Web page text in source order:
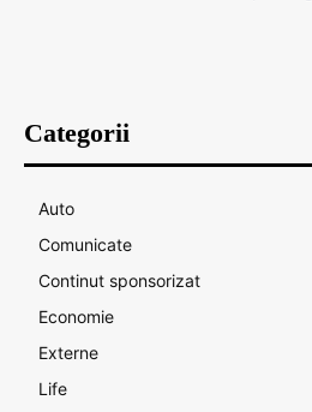
Categorii
Auto
Comunicate
Continut sponsorizat
Economie
Externe
Life